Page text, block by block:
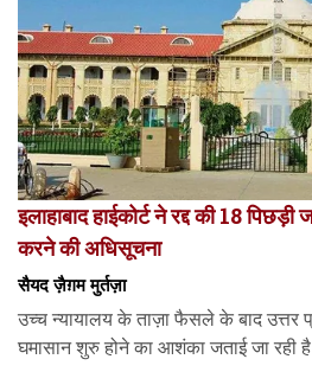
इलाहाबाद हाईकोर्ट ने रद्द की 18
करने की अधिसूचना
सैयद ज़ैग़म मुर्तज़ा
उच्च न्यायालय के ताज़ा फैसले के बाद उत्तर
घमासान शुरु होने का आशंका जताई जा रही